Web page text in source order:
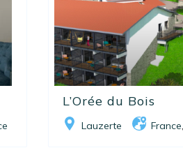
L’Orée du Bois
Lauzerte France